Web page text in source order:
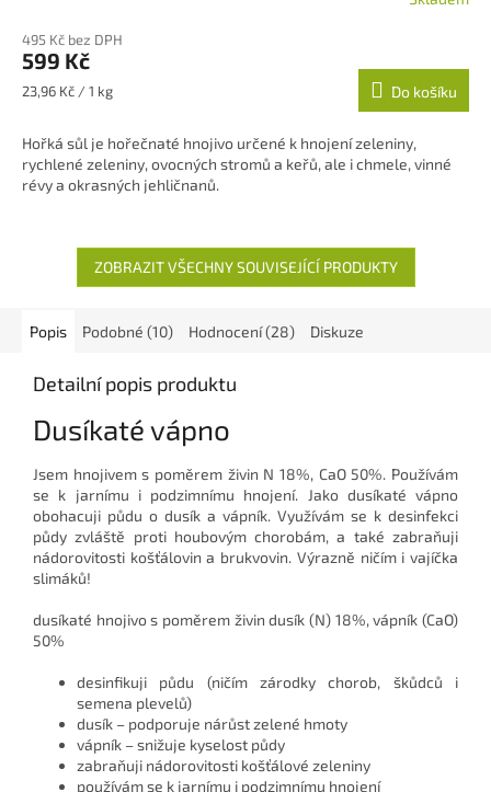
produktu
je
4,9
hvězdiček.
495 Kč bez DPH
599 Kč
Měrná
23,96 Kč / 1 kg Do košíku
Hořká sůl je hořečnaté hnojivo určené k hnojení zeleniny,
rychlené zeleniny, ovocných stromů a keřů, ale i chmele, vinné
révy a okrasných jehličnanů.
ZOBRAZIT VŠECHNY SOUVISEJÍCÍ PRODUKTY
Popis Podobné (10) Hodnocení (28) Diskuze
Detailní popis produktu
Dusíkaté vápno
Jsem hnojivem s poměrem živin N 18%, CaO 50%. Používám
se k jarnímu i podzimnímu hnojení. Jako dusíkaté vápno
obohacuji půdu o dusík a vápník. Využívám se k desinfekci
půdy zvláště proti houbovým chorobám, a také zabraňuji
nádorovitosti košťálovin a brukvovin. Výrazně ničím i vajíčka
slimáků!
dusíkaté hnojivo s poměrem živin dusík (N) 18%, vápník (CaO)
50%
desinfikuji půdu (ničím zárodky chorob, škůdců i
semena plevelů)
dusík – podporuje nárůst zelené hmoty
vápník – snižuje kyselost půdy
zabraňuji nádorovitosti košťálové zeleniny
používám se k jarnímu i podzimnímu hnojení